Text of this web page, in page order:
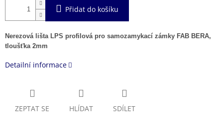
Přidat do košíku
Nerezová lišta LPS profilová pro samozamykací zámky FAB BERA,
tloušťka 2mm
Detailní informace
ZEPTAT SE HLÍDAT SDÍLET